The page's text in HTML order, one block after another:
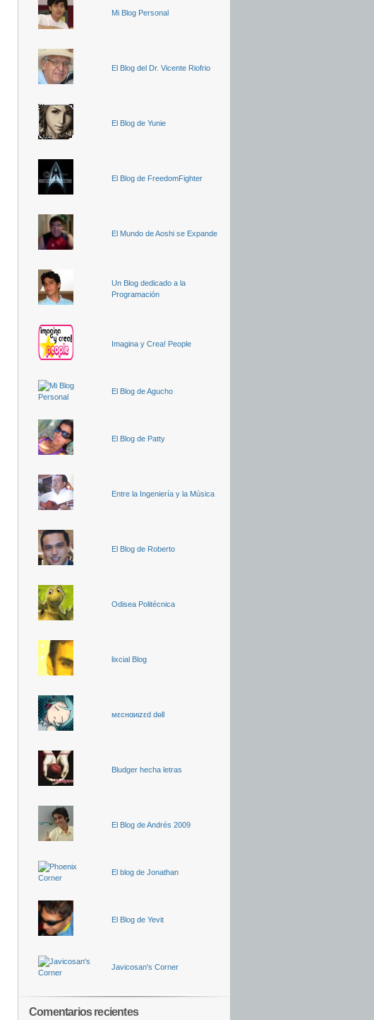
Mi Blog Personal
El Blog del Dr. Vicente Riofrio
El Blog de Yunie
El Blog de FreedomFighter
El Mundo de Aoshi se Expande
Un Blog dedicado a la
Programación
Imagina y Crea! People
El Blog de Agucho
El Blog de Patty
Entre la Ingeniería y la Música
El Blog de Roberto
Odisea Politécnica
lixcial Blog
мεcнαиιzεd dөll
Bludger hecha letras
El Blog de Andrés 2009
El blog de Jonathan
El Blog de Yevit
Javicosan's Corner
Comentarios recientes